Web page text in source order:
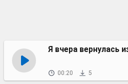
Я вчера вернулась
00:20 5